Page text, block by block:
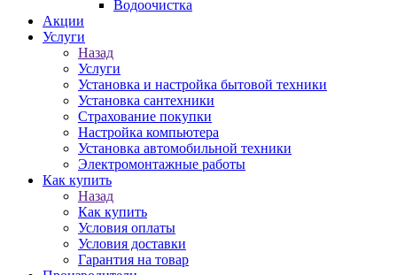
Водоочистка
Акции
Услуги
Назад
Услуги
Установка и настройка бытовой техники
Установка сантехники
Страхование покупки
Настройка компьютера
Установка автомобильной техники
Электромонтажные работы
Как купить
Назад
Как купить
Условия оплаты
Условия доставки
Гарантия на товар